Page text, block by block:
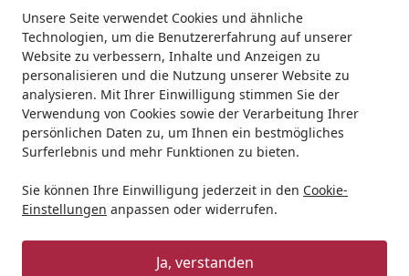
Unsere Seite verwendet Cookies und ähnliche
Technologien, um die Benutzererfahrung auf unserer
Website zu verbessern, Inhalte und Anzeigen zu
personalisieren und die Nutzung unserer Website zu
analysieren. Mit Ihrer Einwilligung stimmen Sie der
Verwendung von Cookies sowie der Verarbeitung Ihrer
persönlichen Daten zu, um Ihnen ein bestmögliches
Surferlebnis und mehr Funktionen zu bieten.
Sie können Ihre Einwilligung jederzeit in den Cookie-
Einstellungen anpassen oder widerrufen.
Ja, verstanden
Suchen
Startseite
Aquaristik Aquarien Aquarium mit Unterschrank
Red Sea REEFER™ 300 G2+ Deluxe
System